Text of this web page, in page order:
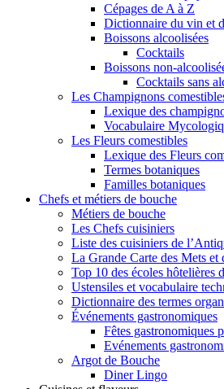
Cépages de A à Z
Dictionnaire du vin et
Boissons alcoolisées
Cocktails
Boissons non-
Cocktails sans
Les Champignons
Lexique des
Vocabulaire
Les Fleurs comestibles
Lexique des Fleurs
Termes botaniques
Familles botaniques
Chefs et métiers de bouche
Métiers de bouche
Les Chefs cuisiniers
Liste des cuisiniers de
La Grande Carte des Mets et
Top 10 des écoles hôtelières
Ustensiles et vocabulaire
Dictionnaire des termes
Événements gastronomiques
Fêtes gastronomiques
Evénements
Argot de Bouche
Diner Lingo